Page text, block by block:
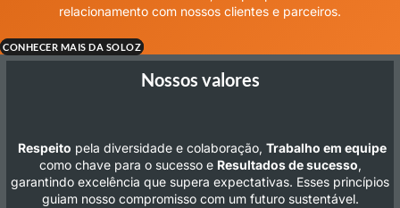
relacionamento com nossos clientes e parceiros.
CONHECER MAIS DA SOLOZ
Nossos valores
Respeito pela diversidade e colaboração, Trabalho em equipe
como chave para o sucesso e Resultados de sucesso,
garantindo excelência que supera expectativas. Esses princípios
guiam nosso compromisso com um futuro sustentável.